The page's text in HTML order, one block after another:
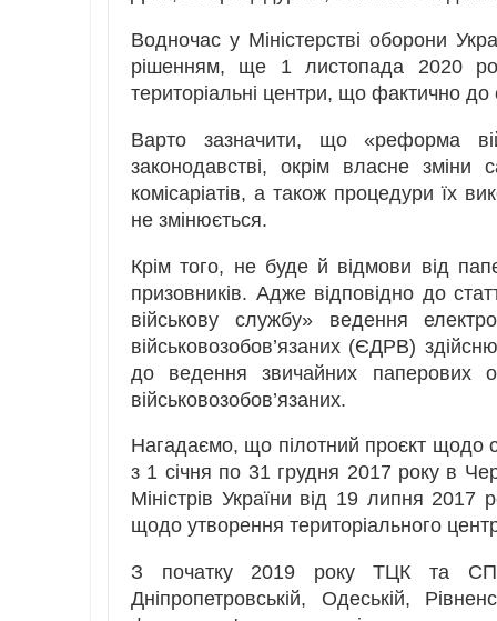
Водночас у Міністерстві оборони
рішенням, ще 1 листопада 2020
територіальні центри, що фактично
Варто зазначити, що «реформа
законодавстві, окрім власне зміни
комісаріатів, а також процедури їх
не змінюється.
Крім того, не буде й відмови від
призовників. Адже відповідно до
військову службу» ведення
військовозобов’язаних (ЄДРВ)
до ведення звичайних паперових
військовозобов’язаних.
Нагадаємо, що пілотний проєкт щодо
з 1 січня по 31 грудня 2017 року в
Міністрів України від 19 липня
щодо утворення територіального
З початку 2019 року ТЦК та СП
Дніпропетровській, Одеській,